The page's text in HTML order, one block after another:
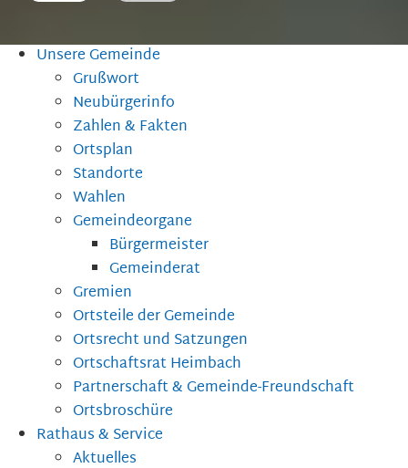
Unsere Gemeinde
Grußwort
Neubürgerinfo
Zahlen & Fakten
Ortsplan
Standorte
Wahlen
Gemeindeorgane
Bürgermeister
Gemeinderat
Gremien
Ortsteile der Gemeinde
Ortsrecht und Satzungen
Ortschaftsrat Heimbach
Partnerschaft & Gemeinde-Freundschaft
Ortsbroschüre
Rathaus & Service
Aktuelles